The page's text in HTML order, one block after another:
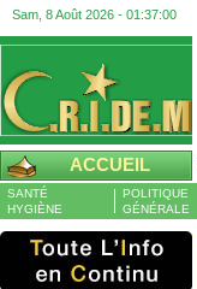
Sam, 8 Août 2026 - 01:37:00
ACCUEIL
SANTÉ
HYGIÈNE
POLITIQUE
GÉNÉRALE